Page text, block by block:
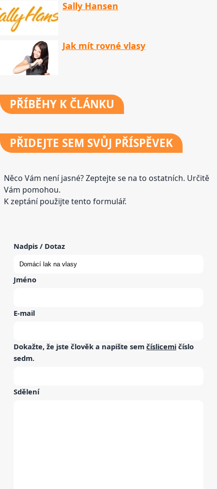
Sally Hansen
Jak mít rovné vlasy
PŘÍBĚHY K ČLÁNKU
PŘIDEJTE SEM SVŮJ PŘÍSPĚVEK
Něco Vám není jasné? Zeptejte se na to ostatních. Určitě
Vám pomohou.
K zeptání použijte tento formulář.
Nadpis / Dotaz
Jméno
E-mail
Dokažte, že jste člověk a napište sem číslicemi číslo
sedm.
Sdělení